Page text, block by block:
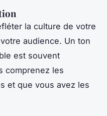
la culture de votre
audience. Un ton
est souvent
comprenez les
et que vous avez les